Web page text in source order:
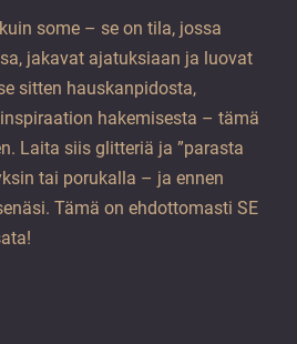
some – se on tila, jossa
jakavat ajatuksiaan ja luovat
sitten hauskanpidosta,
hakemisesta – tämä
Laita siis glitteriä ja ”parasta
tai porukalla – ja ennen
Tämä on ehdottomasti SE